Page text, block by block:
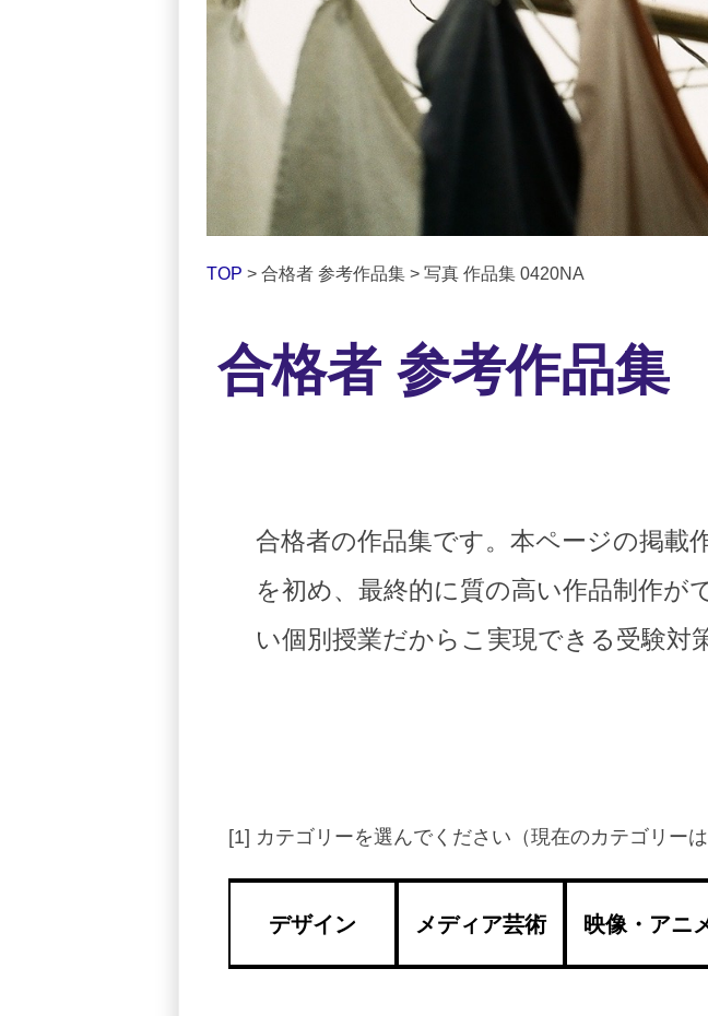
TOP > 合格者 参考作品集 > 写真 作品集 0420NA
合格者 参考作品集
合格者の作品集です。本ページの掲載
を初め、最終的に質の高い作品制作が
い個別授業だからこ実現できる受験対
[1] カテゴリーを選んでください（現在のカテゴリー
デザイン メディア芸術 映像・アニ